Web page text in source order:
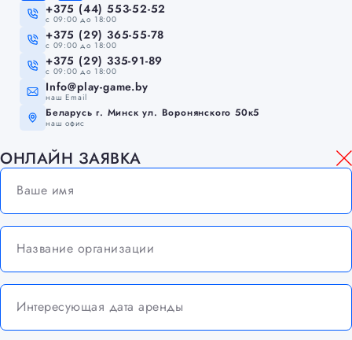
+375 (44) 553-52-52
c 09:00 до 18:00
+375 (29) 365-55-78
c 09:00 до 18:00
+375 (29) 335-91-89
c 09:00 до 18:00
Info@play-game.by
наш Email
Беларусь г. Минск ул. Воронянского 50к5
наш офис
ОНЛАЙН ЗАЯВКА